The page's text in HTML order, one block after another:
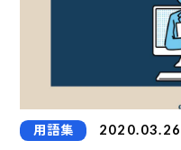
用語集 2020.03.26